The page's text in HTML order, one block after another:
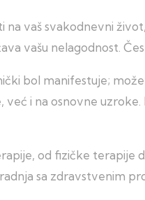
vaš svakodnevni
vašu nelagodnost.
bol manifestuje;
već i na osnovne
od fizičke
sa zdravstvenim